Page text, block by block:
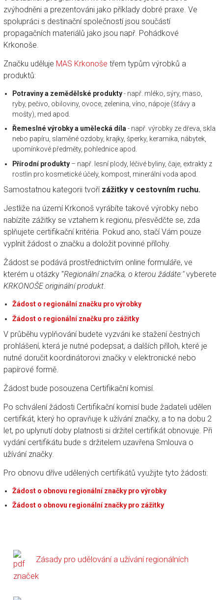
zvýhodněni a prezentováni jako příklady dobré praxe. Ve
spolupráci s destinační společností jsou součástí
propagačních materiálů jako jsou např. Pohádkové
Krkonoše.
Značku uděluje MAS Krkonoše třem typům výrobků a
produktů:
Potraviny a zemědělské produkty- např. mléko, sýry, maso,
ryby, pečivo, obiloviny, ovoce, zelenina, víno, nápoje (šťávy a
mošty), med apod.
Řemeslné výrobky a umělecká díla- např. výrobky ze dřeva, skla
nebo papíru, slaměné ozdoby, krajky, šperky, keramika, nábytek,
upomínkové předměty, pohlednice apod.
Přírodní produkty– např. lesní plody, léčivé byliny, čaje, extrakty z
rostlin pro kosmetické účely, kompost, minerální voda apod.
Samostatnou kategorii tvoří zážitky v cestovním ruchu.
Jestliže na území Krkonoš vyrábíte takové výrobky nebo
nabízíte zážitky se vztahem k regionu, přesvědčte se, zda
splňujete certifikační kritéria. Pokud ano, stačí Vám pouze
vyplnit žádost o značku a doložit povinné přílohy.
Žádost se podává prostřednictvím online formuláře, ve
kterém u otázky "Regionální značka, o kterou žádáte:"vyberete
KRKONOŠE originální produkt.
Žádost o regionální značku pro výrobky
Žádost o regionální značku pro zážitky
V průběhu vyplňování budete vyzváni ke stažení čestných
prohlášení, která je nutné podepsat, a dalších příloh, které je
nutné doručit koordinátorovi značky v elektronické nebo
papírové formě.
Žádost bude posouzena Certifikační komisí.
Po schválení žádosti Certifikační komisí bude žadateli udělen
certifikát, který ho opravňuje k užívání značky, a to na dobu 2
let, po uplynutí doby platnosti si držitel certifikát obnovuje. Při
vydání certifikátu bude s držitelem uzavřena Smlouva o
užívání značky.
Pro obnovu dříve udělených certifikátů využijte tyto žádosti:
Žádost o obnovu regionální značky pro výrobky
Žádost o obnovu regionální značky pro zážitky
Zásady pro udělování a užívání regionálních
značek